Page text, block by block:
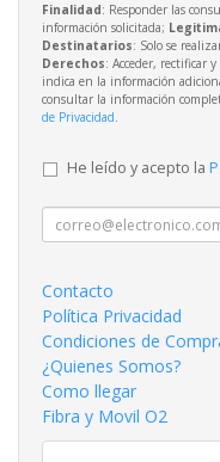
Finalidad: Responder las
información solicitada;
Destinatarios: Solo se
Derechos: Acceder, rectificar
indica en la información
consultar la información
de Privacidad.
He leído y acepto la
Contacto
Política Privacidad
Condiciones de
¿Quienes Somos?
Como llegar
Fibra y Movil O2